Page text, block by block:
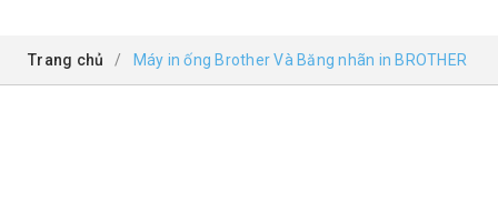
Trang chủ / Máy in ống Brother Và Băng nhãn in BROTHER